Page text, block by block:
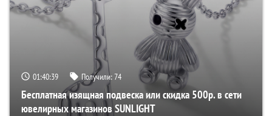
01:40:38 Получили:74
Бесплатная изящная подвеска или скидка 500р. в сети
ювелирных магазинов SUNLIGHT